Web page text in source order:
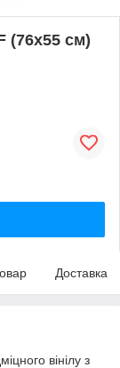
(76х55 см)
Доставка
вінілу з